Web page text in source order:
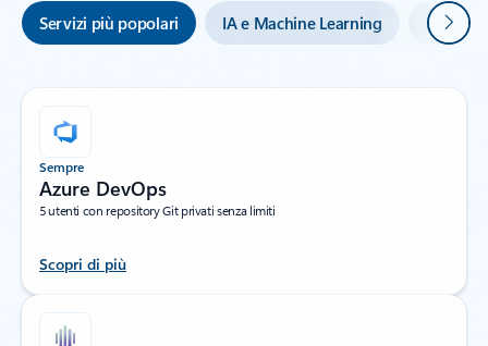
Servizi più popolari IA e Machine Learning Avanti
Sempre
Azure DevOps
5 utenti con repository Git privati senza limiti
Scopri di più